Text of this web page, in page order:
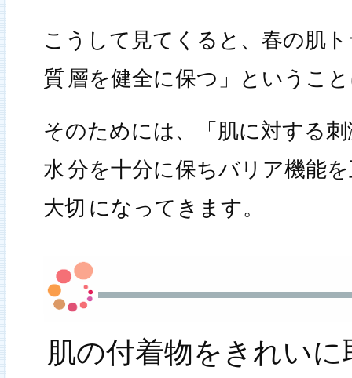
こうして見てくると、春の肌
質 層を健全に保つ」というこ
そのためには、「肌に対する
水分を十分に保ちバリア機能
大切 になってきます。
肌の付着物をきれい